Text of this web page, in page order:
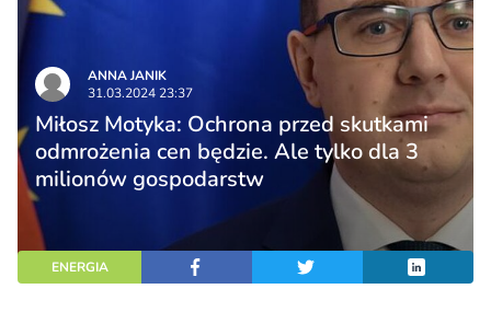
ANNA JANIK
31.03.2024 23:37
Miłosz Motyka: Ochrona przed skutkami
odmrożenia cen będzie. Ale tylko dla 3
milionów gospodarstw
ENERGIA